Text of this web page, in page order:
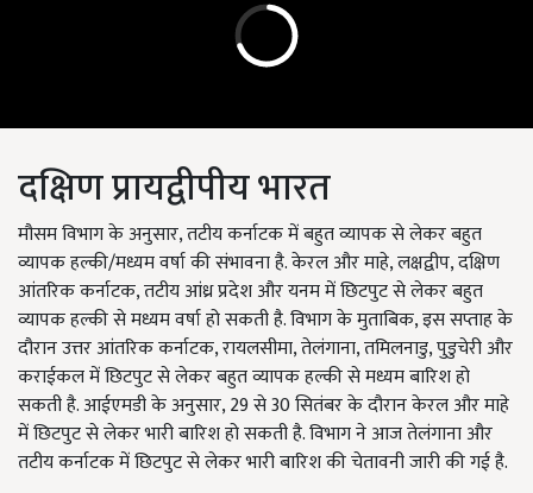
दक्षिण प्रायद्वीपीय भारत
मौसम विभाग के अनुसार, तटीय कर्नाटक में बहुत व्यापक से लेकर बहुत
व्यापक हल्की/मध्यम वर्षा की संभावना है. केरल और माहे, लक्षद्वीप, दक्षिण
आंतरिक कर्नाटक, तटीय आंध्र प्रदेश और यनम में छिटपुट से लेकर बहुत
व्यापक हल्की से मध्यम वर्षा हो सकती है. विभाग के मुताबिक, इस सप्ताह के
दौरान उत्तर आंतरिक कर्नाटक, रायलसीमा, तेलंगाना, तमिलनाडु, पुडुचेरी और
कराईकल में छिटपुट से लेकर बहुत व्यापक हल्की से मध्यम बारिश हो
सकती है. आईएमडी के अनुसार, 29 से 30 सितंबर के दौरान केरल और माहे
में छिटपुट से लेकर भारी बारिश हो सकती है. विभाग ने आज तेलंगाना और
तटीय कर्नाटक में छिटपुट से लेकर भारी बारिश की चेतावनी जारी की गई है.